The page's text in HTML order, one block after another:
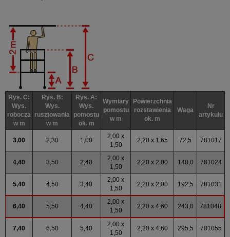
Rys. C:
Wys.
robocza
w m
Rys. B:
Wys.
rusztowania
w m
Rys. A:
Wys.
pomostu
ok. m
Wymiary
pomostu
w m
Powierzchnia
rozstawienia
ok. m
Waga
Nr
artykułu
3,00 2,30 1,00
2,00 x
1,50
2,20 x 1,65 72,5 781017
4,40 3,50 2,40
2,00 x
1,50
2,20 x 2,00 140,0 781024
5,40 4,50 3,40
2,00 x
1,50
2,20 x 2,00 192,5 781031
6,40 5,50 4,40
2,00 x
1,50
2,20 x 4,60 243,0 781048
7,40 6,50 5,40
2,00 x
1,50
2,20 x 4,60 295,5 781055